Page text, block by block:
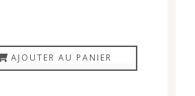
AJOUTER AU PANIER